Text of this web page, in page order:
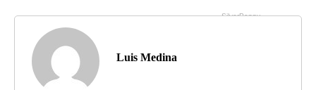
Luis Medina